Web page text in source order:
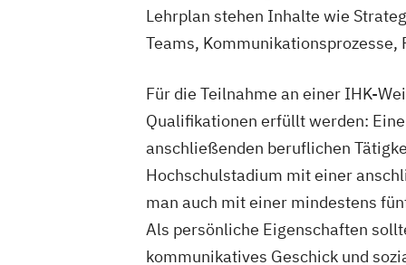
Lehrplan stehen Inhalte wie
Teams,
Für die Teilnahme an einer IHK-
Qualifikationen erfüllt werden:
anschließenden beruflichen
Hochschulstadium mit einer
man auch mit einer mindestens
Als persönliche Eigenschaften
kommunikatives Geschick und